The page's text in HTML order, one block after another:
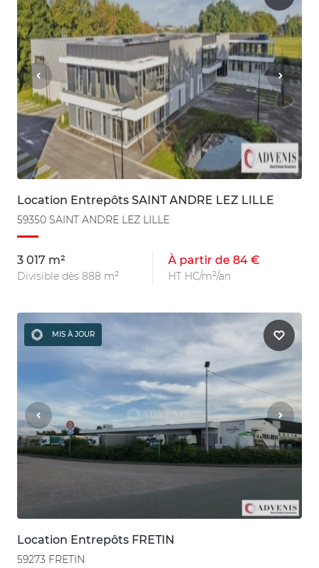
Location Entrepôts SAINT ANDRE LEZ LILLE
59350 SAINT ANDRE LEZ LILLE
3 017 m²
Divisible dès 888 m²
À partir de 84 €
HT HC/m²/an
MIS À JOUR
Location Entrepôts FRETIN
59273 FRETIN